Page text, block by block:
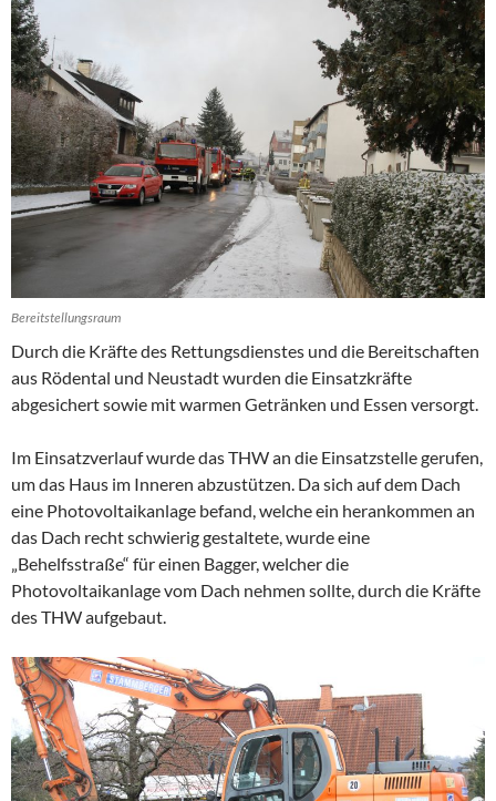
Bereitstellungsraum
Durch die Kräfte des Rettungsdienstes und die Bereitschaften
aus Rödental und Neustadt wurden die Einsatzkräfte
abgesichert sowie mit warmen Getränken und Essen versorgt.
Im Einsatzverlauf wurde das THW an die Einsatzstelle gerufen,
um das Haus im Inneren abzustützen. Da sich auf dem Dach
eine Photovoltaikanlage befand, welche ein herankommen an
das Dach recht schwierig gestaltete, wurde eine
„Behelfsstraße“ für einen Bagger, welcher die
Photovoltaikanlage vom Dach nehmen sollte, durch die Kräfte
des THW aufgebaut.